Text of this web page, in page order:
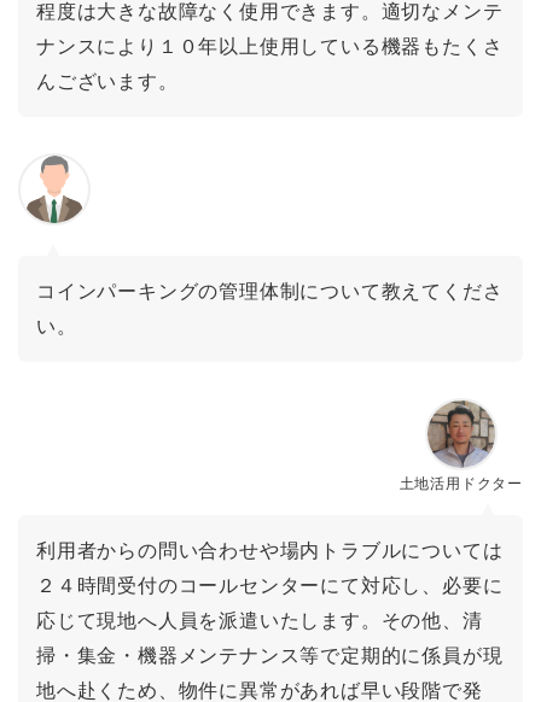
程度は大きな故障なく使用できます。適切なメンテ
ナンスにより１０年以上使用している機器もたくさ
んございます。
コインパーキングの管理体制について教えてくださ
い。
土地活用ドクター
利用者からの問い合わせや場内トラブルについては
２４時間受付のコールセンターにて対応し、必要に
応じて現地へ人員を派遣いたします。その他、清
掃・集金・機器メンテナンス等で定期的に係員が現
地へ赴くため、物件に異常があれば早い段階で発